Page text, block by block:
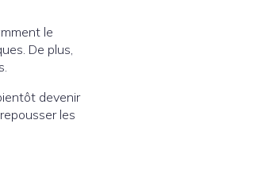
le
De plus,
devenir
les